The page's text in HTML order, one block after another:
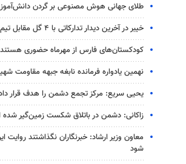
طلای جهانی هوش مصنوعی بر گردن دانش‌آموز
خیبر در آخرین دیدار تدارکاتی با ۴ گل مقابل تیم «ب» به پیروزی رسید
کودکستان‌های فارس از مهرماه حضوری هستند
نهمین یادواره فرمانده نابغه جبهه مقاومت
یحیی سریع: مرکز تجمع دشمن را هدف قرار
زاکانی: دشمن در باتلاق شکست زمین‌گیر
معاون وزیر ارشاد: خبرنگاران نگذاشتند
شود